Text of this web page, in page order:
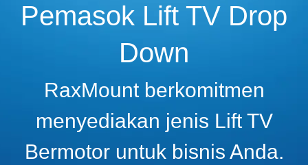
Pemasok Lift TV Drop
Down
RaxMount berkomitmen
menyediakan jenis Lift TV
Bermotor untuk bisnis Anda.